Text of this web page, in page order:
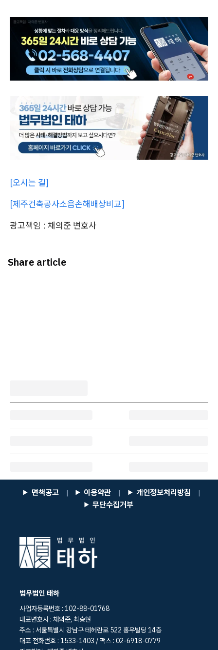
[오시는 길]
[제주건축공사소음손해배상비교]
광고책임 : 채의준 변호사
Share article
면책공고 | 이용약관 | 개인정보처리방침 |
무단수집거부
법무법인 태하
사업자등록번호 : 102-88-01768
대표변호사 : 채의준, 최승현
주소 : 서울특별시 강남구 테헤란로 522 홍우빌딩 14층
대표 전화번호 : 1533-1403 / 팩스 : 02-6918-0779